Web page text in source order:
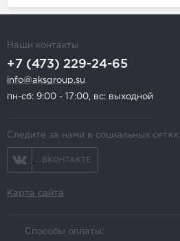
Наши контакты
+7 (473) 229-24-65
info@aksgroup.su
пн-сб: 9:00 - 17:00, вс: выходной
Следите за нами в социальных сетях:
ВКОНТАКТЕ
Карта сайта
Способы оплаты: